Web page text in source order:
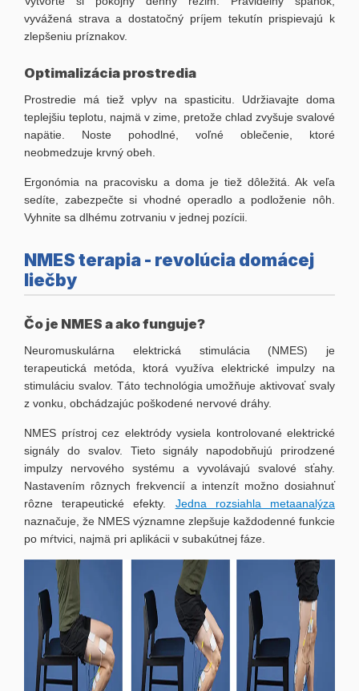
vyvážená strava a dostatočný príjem tekutín prispievajú k
zlepšeniu príznakov.
Optimalizácia prostredia
Prostredie má tiež vplyv na spasticitu. Udržiavajte doma
teplejšiu teplotu, najmä v zime, pretože chlad zvyšuje svalové
napätie. Noste pohodlné, voľné oblečenie, ktoré
neobmedzuje krvný obeh.
Ergonómia na pracovisku a doma je tiež dôležitá. Ak veľa
sedíte, zabezpečte si vhodné operadlo a podloženie nôh.
Vyhnite sa dlhému zotrvaniu v jednej pozícii.
NMES terapia - revolúcia domácej
liečby
Čo je NMES a ako funguje?
Neuromuskulárna elektrická stimulácia (NMES) je
terapeutická metóda, ktorá využíva elektrické impulzy na
stimuláciu svalov. Táto technológia umožňuje aktivovať svaly
z vonku, obchádzajúc poškodené nervové dráhy.
NMES prístroj cez elektródy vysiela kontrolované elektrické
signály do svalov. Tieto signály napodobňujú prirodzené
impulzy nervového systému a vyvolávajú svalové sťahy.
Nastavením rôznych frekvencií a intenzít možno dosiahnuť
rôzne terapeutické efekty. Jedna rozsiahla metaanalýza
naznačuje, že NMES významne zlepšuje každodenné funkcie
po mŕtvici, najmä pri aplikácii v subakútnej fáze.